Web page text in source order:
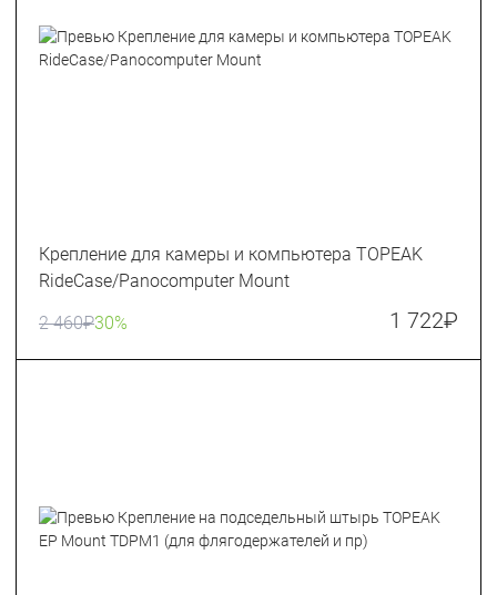
Крепление для камеры и компьютера TOPEAK
RideCase/Panocomputer Mount
2 460₽30% 1 722₽